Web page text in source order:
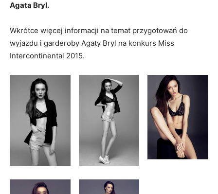
Agata Bryl.
Wkrótce więcej informacji na temat przygotowań do
wyjazdu i garderoby Agaty Bryl na konkurs Miss
Intercontinental 2015.